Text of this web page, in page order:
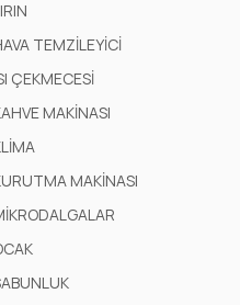
TEMZİLEYİCİ
ÇEKMECESİ
MAKİNASI
MAKİNASI